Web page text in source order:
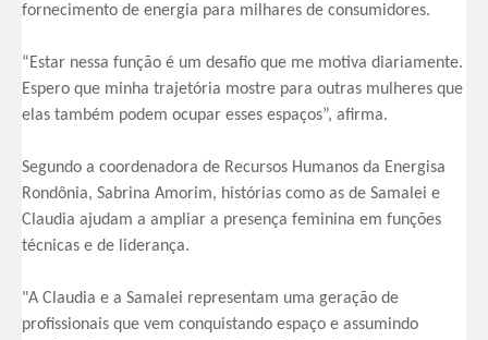
fornecimento de energia para milhares de consumidores.
“Estar nessa função é um desafio que me motiva diariamente.
Espero que minha trajetória mostre para outras mulheres que
elas também podem ocupar esses espaços”, afirma.
Segundo a coordenadora de Recursos Humanos da Energisa
Rondônia, Sabrina Amorim, histórias como as de Samalei e
Claudia ajudam a ampliar a presença feminina em funções
técnicas e de liderança.
"A Claudia e a Samalei representam uma geração de
profissionais que vem conquistando espaço e assumindo